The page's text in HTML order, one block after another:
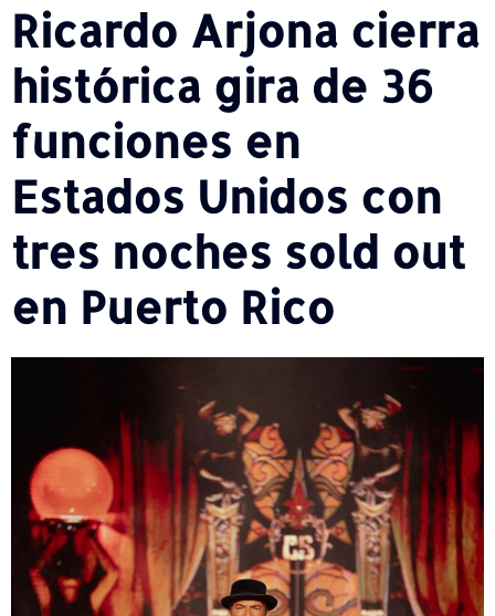
Ricardo Arjona cierra
histórica gira de 36
funciones en
Estados Unidos con
tres noches sold out
en Puerto Rico